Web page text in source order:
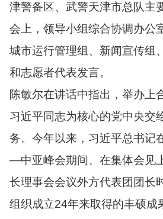
津警备区、武警天津市总队主
会上，领导小组综合协调办公
城市运行管理组、新闻宣传组
和志愿者代表发言。
陈敏尔在讲话中指出，举办上
习近平同志为核心的党中央交
务。今年以来，习近平总书记
—中亚峰会期间、在集体会见
长理事会会议外方代表团团长
组织成立24年来取得的丰硕成